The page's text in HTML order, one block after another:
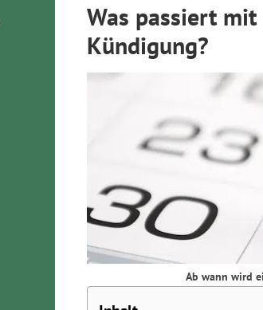
Was passiert
Kündigung?
Ab wann wird